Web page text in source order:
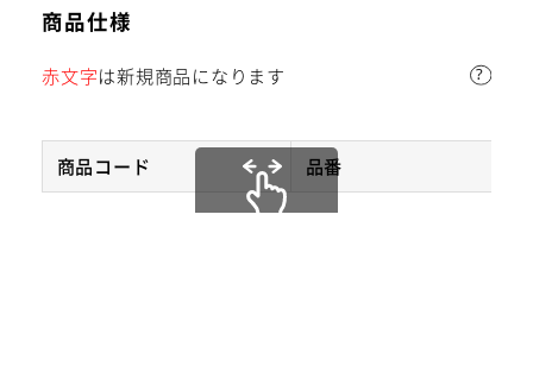
商品仕様
赤文字は新規商品になります
商品コード 品番
※受注生産の商品です。